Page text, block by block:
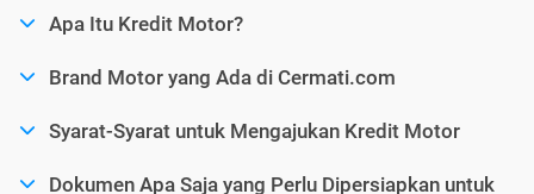
Apa Itu Kredit Motor?
Brand Motor yang Ada di Cermati.com
Syarat-Syarat untuk Mengajukan Kredit Motor
Dokumen Apa Saja yang Perlu Dipersiapkan untuk